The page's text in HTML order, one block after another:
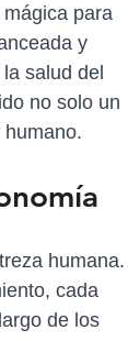
para
y
salud del
no solo un
humana.
cada
de los